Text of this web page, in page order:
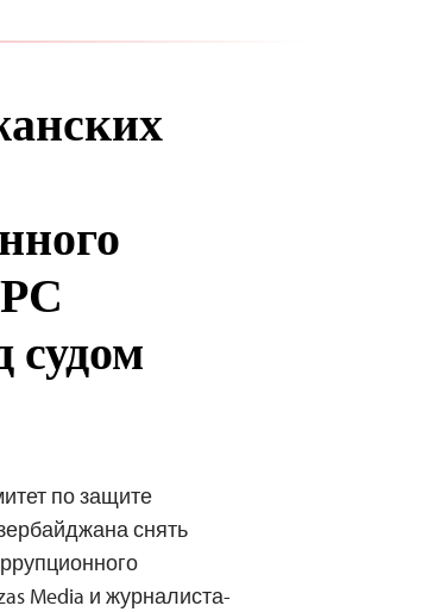
судом
по защите
снять
Media и журналиста-